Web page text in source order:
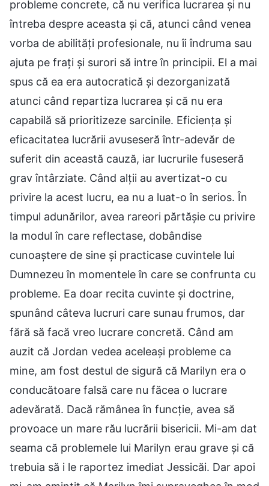
probleme concrete, că nu verifica lucrarea și nu
întreba despre aceasta și că, atunci când venea
vorba de abilități profesionale, nu îi îndruma sau
ajuta pe frați și surori să intre în principii. El a mai
spus că ea era autocratică și dezorganizată
atunci când repartiza lucrarea și că nu era
capabilă să prioritizeze sarcinile. Eficiența și
eficacitatea lucrării avuseseră într-adevăr de
suferit din această cauză, iar lucrurile fuseseră
grav întârziate. Când alții au avertizat-o cu
privire la acest lucru, ea nu a luat-o în serios. În
timpul adunărilor, avea rareori părtășie cu privire
la modul în care reflectase, dobândise
cunoaștere de sine și practicase cuvintele lui
Dumnezeu în momentele în care se confrunta cu
probleme. Ea doar recita cuvinte și doctrine,
spunând câteva lucruri care sunau frumos, dar
fără să facă vreo lucrare concretă. Când am
auzit că Jordan vedea aceleași probleme ca
mine, am fost destul de sigură că Marilyn era o
conducătoare falsă care nu făcea o lucrare
adevărată. Dacă rămânea în funcție, avea să
provoace un mare rău lucrării bisericii. Mi-am dat
seama că problemele lui Marilyn erau grave și că
trebuia să i le raportez imediat Jessicăi. Dar apoi